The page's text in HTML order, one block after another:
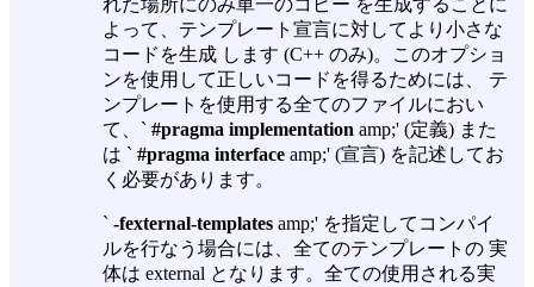
れた場所にのみ単一のコピー を生成することに
よって、テンプレート宣言に対してより小さな
コードを生成 します (C++ のみ)。このオプショ
ンを使用して正しいコードを得るためには、 テ
ンプレートを使用する全てのファイルにおい
て、` #pragma implementation amp;' (定義) また
は ` #pragma interface amp;' (宣言) を記述してお
く必要があります。
` -fexternal-templates amp;' を指定してコンパイ
ルを行なう場合には、全てのテンプレートの 実
体は external となります。全ての使用される実